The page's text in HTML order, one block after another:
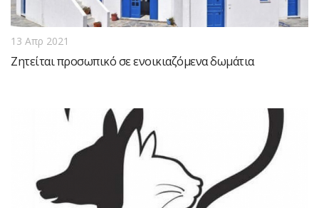
13 Απρ 2021
Ζητείται προσωπικό σε ενοικιαζόμενα δωμάτια